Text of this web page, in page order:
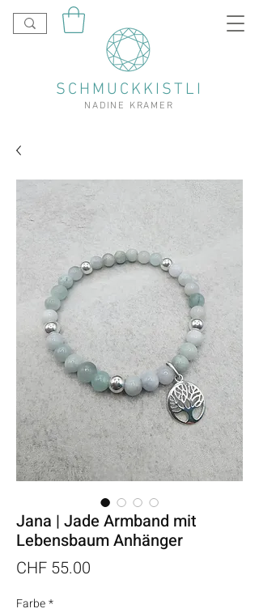
SCHMUCKKISTLI
NADINE KRAMER
Jana | Jade Armband mit
Lebensbaum Anhänger
CHF 55.00
Farbe*